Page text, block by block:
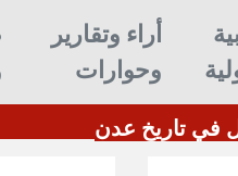
أراء وتقارير
وحوارات
تمثال فيكتوريا إلى